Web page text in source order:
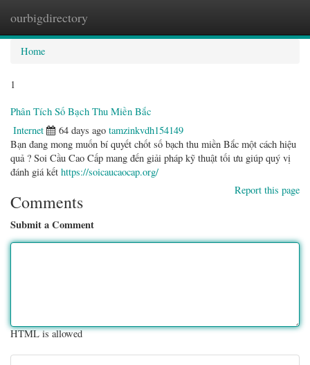
ourbigdirectory
Home
1
Phân Tích Số Bạch Thu Miền Bắc
Internet 64 days ago tamzinkvdh154149
Bạn đang mong muốn bí quyết chốt số bạch thu miền Bắc một cách hiệu
quả ? Soi Cầu Cao Cấp mang đến giải pháp kỹ thuật tối ưu giúp quý vị
đánh giá kết https://soicaucaocap.org/
Report this page
Comments
Submit a Comment
HTML is allowed